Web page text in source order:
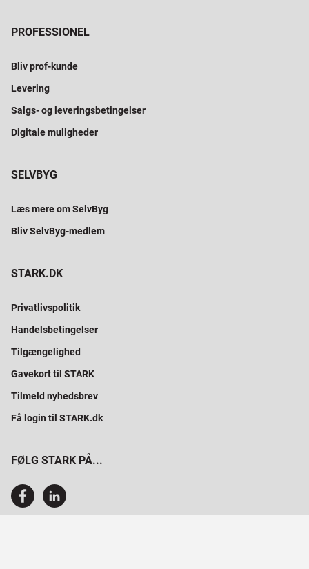
PROFESSIONEL
Bliv prof-kunde
Levering
Salgs- og leveringsbetingelser
Digitale muligheder
SELVBYG
Læs mere om SelvByg
Bliv SelvByg-medlem
STARK.DK
Privatlivspolitik
Handelsbetingelser
Tilgængelighed
Gavekort til STARK
Tilmeld nyhedsbrev
Få login til STARK.dk
FØLG STARK PÅ...